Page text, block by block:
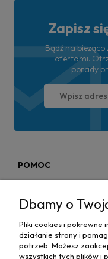
Zapisz
Bądź na
ofertami.
porady
POMOC
MAPA STRONY
Dbamy o
Pliki cookies i pokrewne
działanie strony i
potrzeb. Możesz
wszystkich tych plików i